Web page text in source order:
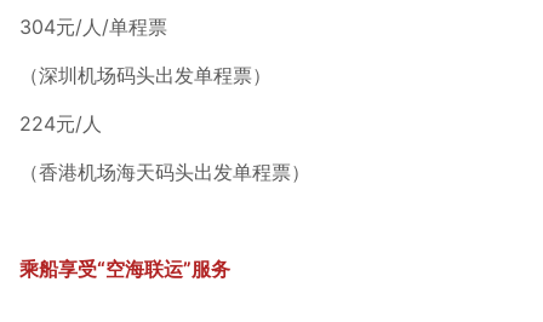
304元/人/单程票
（深圳机场码头出发单程票）
224元/人
（香港机场海天码头出发单程票）
乘船享受“空海联运”服务